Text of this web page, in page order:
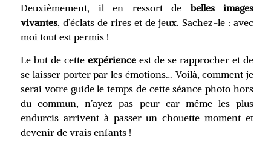
Deuxièmement, il en ressort debelles images
vivantes, d’éclats de rires et de jeux. Sachez-le : avec
moi tout est permis !
Le but de cette expérience est de se rapprocher et de
se laisser porter par les émotions… Voilà, comment je
serai votre guide le temps de cette séance photo hors
du commun, n’ayez pas peur car même les plus
endurcis arrivent à passer un chouette moment et
devenir de vrais enfants !